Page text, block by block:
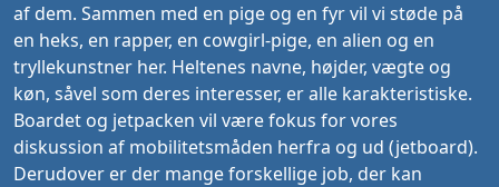
af dem. Sammen med en pige og en fyr vil vi støde på
en heks, en rapper, en cowgirl-pige, en alien og en
tryllekunstner her. Heltenes navne, højder, vægte og
køn, såvel som deres interesser, er alle karakteristiske.
Boardet og jetpacken vil være fokus for vores
diskussion af mobilitetsmåden herfra og ud (jetboard).
Derudover er der mange forskellige job, der kan